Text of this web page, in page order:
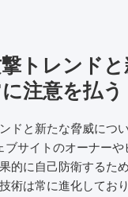
トレンドと
注意を払う
ドと新たな脅威につ
ブサイトのオーナーや
的に自己防衛するた
術は常に進化してお